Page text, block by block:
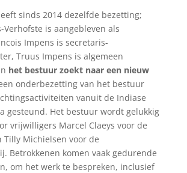
sinds 2014 dezelfde bezetting;
Verhofste is aangebleven als
Impens is secretaris-
Truus Impens is algemeen
het bestuur zoekt naar een nieuw
onderbezetting van het bestuur
vanuit de Indiase
gesteund. Het bestuur wordt gelukkig
vrijwilligers Marcel Claeys voor de
Tilly Michielsen voor de
Betrokkenen komen vaak gedurende
om het werk te bespreken, inclusief